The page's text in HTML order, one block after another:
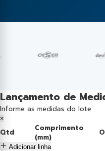
Lançamento de
Informe as medidas do lote
×
Qtd
Comprimento
(mm)
Adicionar linha